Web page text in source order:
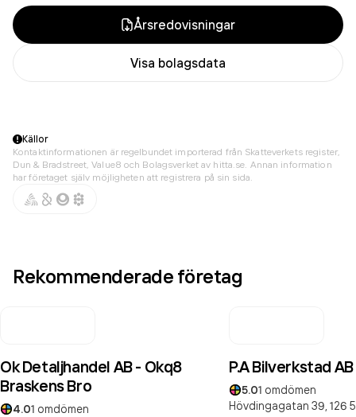
Årsredovisningar
Visa bolagsdata
Källor
Kontaktinformationen är regelbundet importerad från Skatteverkets register,
Dun & Bradstreet, Value8 och Bolagsverket av hitta.se. Annan information
har företaget själv möjligheten att registrera på sin sida.
Rekommenderade företag
Ok Detaljhandel AB - Okq8
Braskens Bro
4.01 omdömen
P.A Bilverkstad AB
5.01 omdömen
Hövdingagatan 39, 126